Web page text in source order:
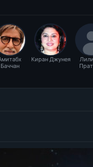
Баччан
Киран Джунея